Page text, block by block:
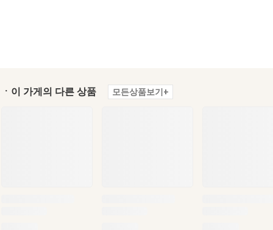
ㆍ이 가게의 다른 상품 모든상품보기+